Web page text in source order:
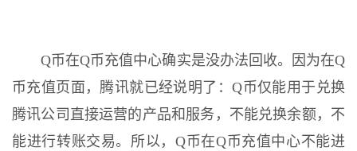
Q币在Q币充值中心确实是没办法回收。因为在Q
币充值页面，腾讯就已经说明了：Q币仅能用于兑换
腾讯公司直接运营的产品和服务，不能兑换余额，不
能进行转账交易。所以，Q币在Q币充值中心不能进